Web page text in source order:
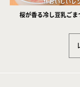
桜が香る冷し豆乳ごま